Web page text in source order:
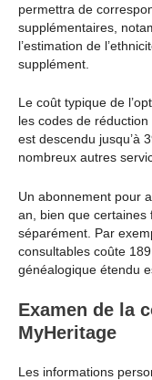
permettra de
supplémentaires,
l’estimation de
supplément.
Le coût typique de
les codes de
est descendu jusqu’à
nombreux autres
Un abonnement pour
an, bien que certaines
séparément. Par
consultables coûte
généalogique étendu
Examen de la
MyHeritage
Les informations